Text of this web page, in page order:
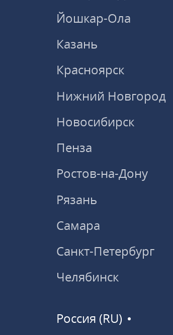
Йошкар-Ола
Казань
Красноярск
Нижний Новгород
Новосибирск
Пенза
Ростов-на-Дону
Рязань
Самара
Санкт-Петербург
Челябинск
Россия (RU)